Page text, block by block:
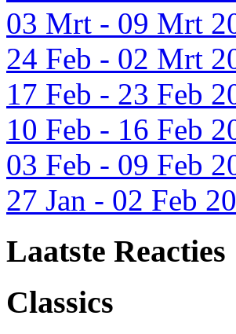
03 Mrt - 09 Mrt
24 Feb - 02 Mrt
17 Feb - 23 Feb
10 Feb - 16 Feb
03 Feb - 09 Feb
27 Jan - 02 Feb
Laatste Reacties
Classics